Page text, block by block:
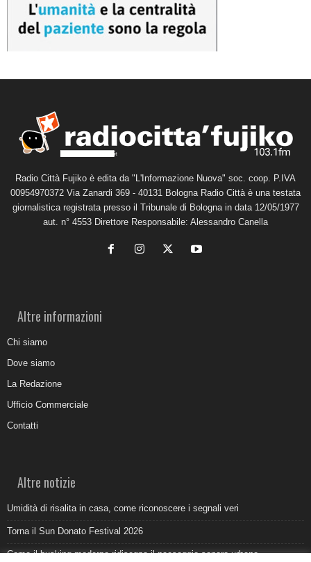
Radio Città Fujiko è edita da "L'Informazione Nuova" soc. coop. P.IVA
00954970372 Via Zanardi 369 - 40131 Bologna Radio Città è una testata
giornalistica registrata presso il Tribunale di Bologna in data 12/05/1977
aut. n° 4553 Direttore Responsabile: Alessandro Canella
Altre informazioni
Chi siamo
Dove siamo
La Redazione
Ufficio Commerciale
Contatti
Altre notizie
Umidità di risalita in casa, come riconoscere i segnali veri
Torna il Sun Donato Festival 2026
Come il busking moderno ridisegna il paesaggio sonoro urbano